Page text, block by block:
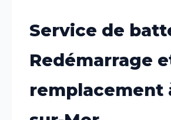
Service de
Redémarrage
remplacement